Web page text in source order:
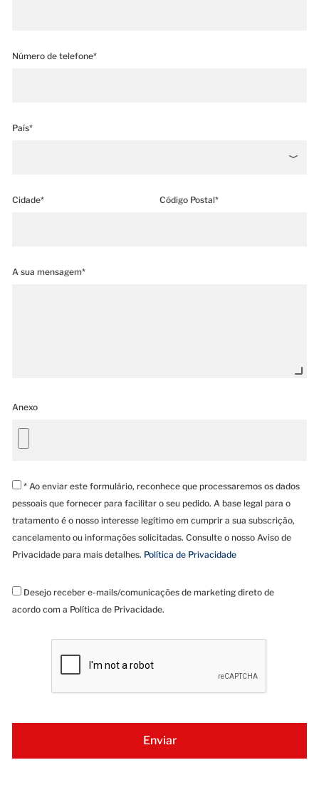
Número de telefone*
País*
Cidade* Código Postal*
A sua mensagem*
Anexo
* Ao enviar este formulário, reconhece que processaremos os dados
pessoais que fornecer para facilitar o seu pedido. A base legal para o
tratamento é o nosso interesse legítimo em cumprir a sua subscrição,
cancelamento ou informações solicitadas. Consulte o nosso Aviso de
Privacidade para mais detalhes. Política de Privacidade
Desejo receber e-mails/comunicações de marketing direto de
acordo com a Política de Privacidade.